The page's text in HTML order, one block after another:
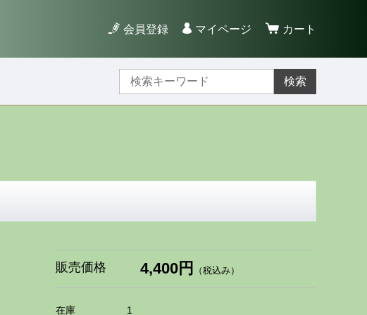
会員登録 マイページ カート
検索
販売価格 4,400円 （税込み）
在庫 1